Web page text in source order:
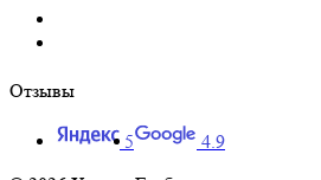
Отзывы
5
4.9